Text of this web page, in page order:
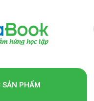
SẢN PHẨM